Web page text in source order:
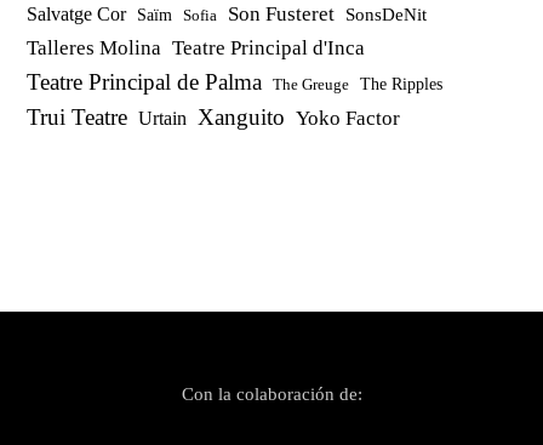
Salvatge Cor Saïm Sofia Son Fusteret SonsDeNit
Talleres Molina Teatre Principal d'Inca
Teatre Principal de Palma The Greuge The Ripples
Trui Teatre Urtain Xanguito Yoko Factor
Con la colaboración de: